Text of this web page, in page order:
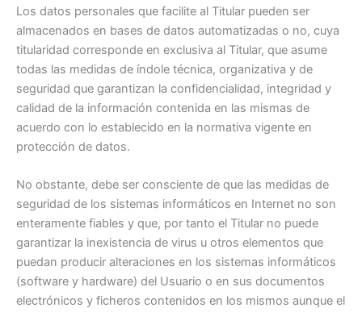
Los datos personales que facilite al Titular pueden ser
almacenados en bases de datos automatizadas o no, cuya
titularidad corresponde en exclusiva al Titular, que asume
todas las medidas de índole técnica, organizativa y de
seguridad que garantizan la confidencialidad, integridad y
calidad de la información contenida en las mismas de
acuerdo con lo establecido en la normativa vigente en
protección de datos.
No obstante, debe ser consciente de que las medidas de
seguridad de los sistemas informáticos en Internet no son
enteramente fiables y que, por tanto el Titular no puede
garantizar la inexistencia de virus u otros elementos que
puedan producir alteraciones en los sistemas informáticos
(software y hardware) del Usuario o en sus documentos
electrónicos y ficheros contenidos en los mismos aunque el